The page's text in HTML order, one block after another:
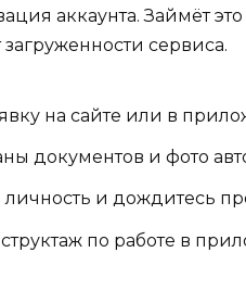
аккаунта. Займёт
сервиса.
на сайте или в
документов и фото
личность и дождитесь
по работе в